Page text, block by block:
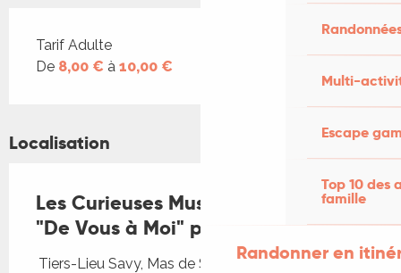
Multi-
Escape
Top 10 des
famille
Randonner en
Tarifs 2026
Tarif Adulte
De 8,00 € à 10,00 €
Localisation
Les Curieuses Musicales : concert
"De Vous à Moi" par Joce Ballerat
Tiers-Lieu Savy, Mas de Savy, 46300 Saint-Projet